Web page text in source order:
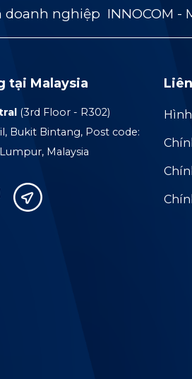
nghiệp INNOCOM -
tại Malaysia
(3rd Floor - R302)
Bukit Bintang, Post code:
Malaysia